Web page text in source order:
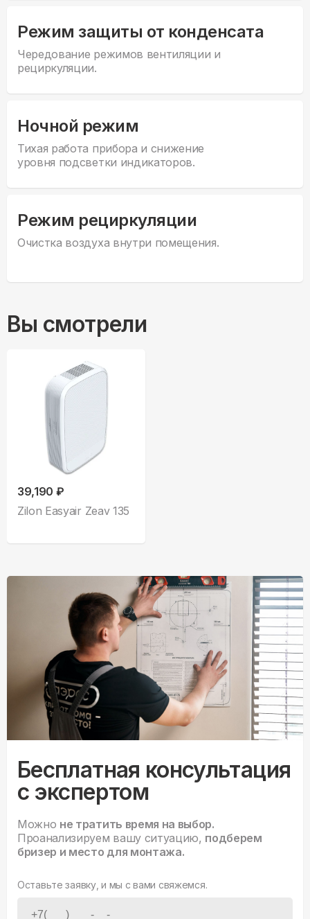
Режим защиты от конденсата
Чередование режимов вентиляции и
рециркуляции.
Ночной режим
Тихая работа прибора и снижение
уровня подсветки индикаторов.
Режим рециркуляции
Очистка воздуха внутри помещения.
Вы смотрели
39,190 ₽
Zilon Easyair Zeav 135
Бесплатная консультация
с экспертом
Можно не тратить время на выбор.
Проанализируем вашу ситуацию, подберем
бризер и место для монтажа.
Оставьте заявку, и мы с вами свяжемся.